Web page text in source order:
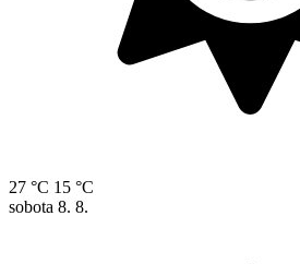
27 °C 15 °C
sobota 8. 8.